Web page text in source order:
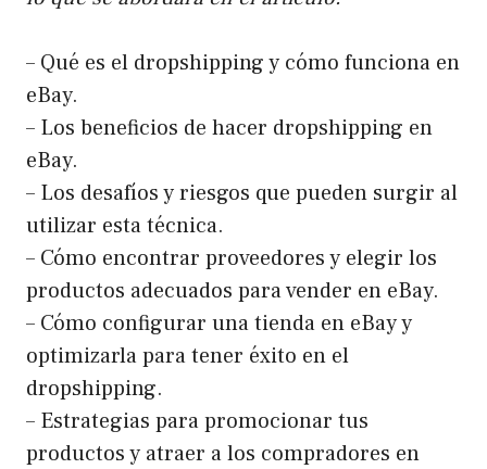
– Qué es el dropshipping y cómo funciona en
eBay.
– Los beneficios de hacer dropshipping en
eBay.
– Los desafíos y riesgos que pueden surgir al
utilizar esta técnica.
– Cómo encontrar proveedores y elegir los
productos adecuados para vender en eBay.
– Cómo configurar una tienda en eBay y
optimizarla para tener éxito en el
dropshipping.
– Estrategias para promocionar tus
productos y atraer a los compradores en